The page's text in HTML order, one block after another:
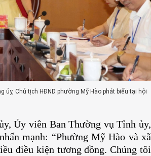
Chủ tịch HĐND phường Mỹ Hào phát biểu tại hội
Ủy viên Ban Thường vụ Tỉnh ủy,
mạnh: “Phường Mỹ Hào và xã
điều kiện tương đồng. Chúng tôi